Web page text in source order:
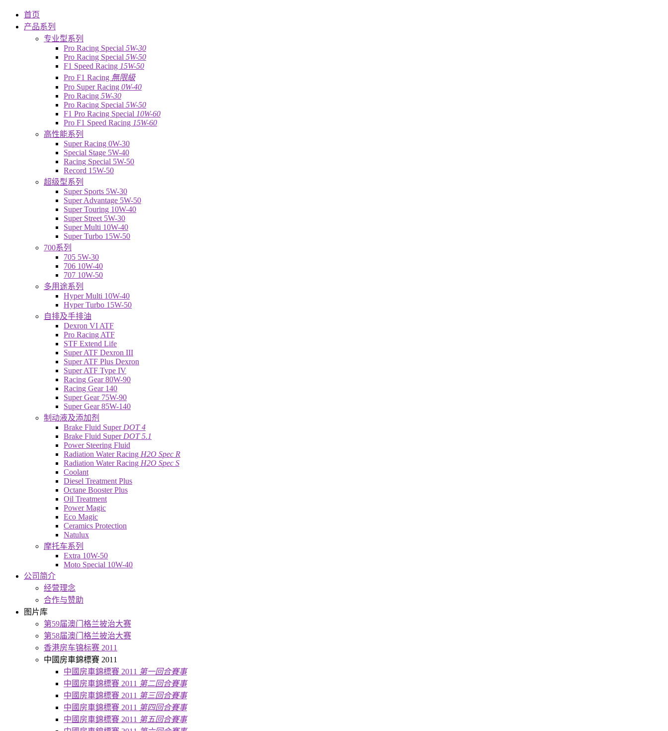
首页
产品系列
专业型系列
Pro Racing Special 5W-30
Pro Racing Special 5W-50
F1 Speed Racing 15W-50
Pro F1 Racing 無限級
Pro Super Racing 0W-40
Pro Racing 5W-30
Pro Racing Special 5W-50
F1 Pro Racing Special 10W-60
Pro F1 Speed Racing 15W-60
高性能系列
Super Racing 0W-30
Special Stage 5W-40
Racing Special 5W-50
Record 15W-50
超级型系列
Super Sports 5W-30
Super Advantage 5W-50
Super Touring 10W-40
Super Street 5W-30
Super Multi 10W-40
Super Turbo 15W-50
700系列
705 5W-30
706 10W-40
707 10W-50
多用途系列
Hyper Multi 10W-40
Hyper Turbo 15W-50
自排及手排油
Dexron VI ATF
Pro Racing ATF
STF Extend Life
Super ATF Dexron III
Super ATF Plus Dexron
Super ATF Type IV
Racing Gear 80W-90
Racing Gear 140
Super Gear 75W-90
Super Gear 85W-140
制动液及添加剂
Brake Fluid Super DOT 4
Brake Fluid Super DOT 5.1
Power Steering Fluid
Radiation Water Racing H2O Spec R
Radiation Water Racing H2O Spec S
Coolant
Diesel Treatment Plus
Octane Booster Plus
Oil Treatment
Power Magic
Eco Magic
Ceramics Protection
Natulux
摩托车系列
Extra 10W-50
Moto Special 10W-40
公司简介
经营理念
合作与赞助
图片库
第59届澳门格兰披治大赛
第58届澳门格兰披治大赛
香港房车锦标赛 2011
中國房車錦標賽 2011
中國房車錦標賽 2011 第一回合賽事
中國房車錦標賽 2011 第二回合賽事
中國房車錦標賽 2011 第三回合賽事
中國房車錦標賽 2011 第四回合賽事
中國房車錦標賽 2011 第五回合賽事